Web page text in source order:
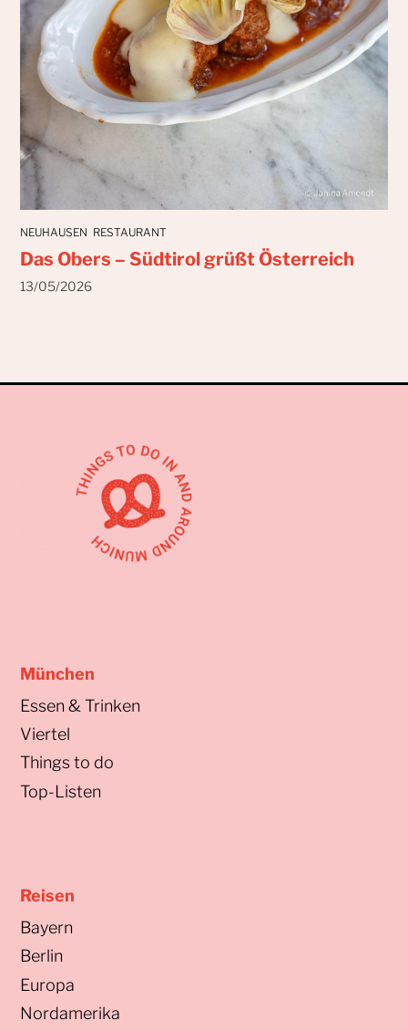
NEUHAUSEN RESTAURANT
Das Obers – Südtirol grüßt Österreich
13/05/2026
München
Essen & Trinken
Viertel
Things to do
Top-Listen
Reisen
Bayern
Berlin
Europa
Nordamerika